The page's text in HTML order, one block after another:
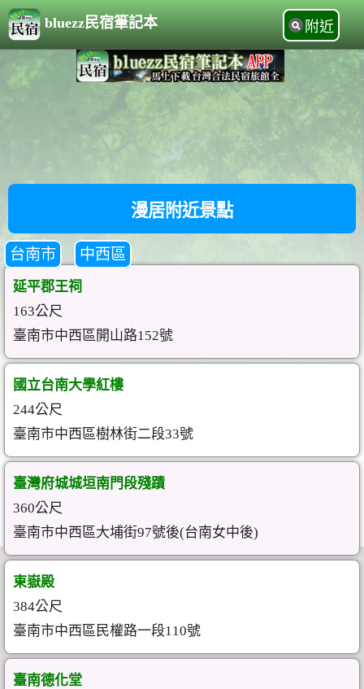
bluezz民宿筆記本 附近
漫居附近景點
台南市 中西區
延平郡王祠
163公尺
臺南市中西區開山路152號
國立台南大學紅樓
244公尺
臺南市中西區樹林街二段33號
臺灣府城城垣南門段殘蹟
360公尺
臺南市中西區大埔街97號後(台南女中後)
東嶽殿
384公尺
臺南市中西區民權路一段110號
臺南德化堂